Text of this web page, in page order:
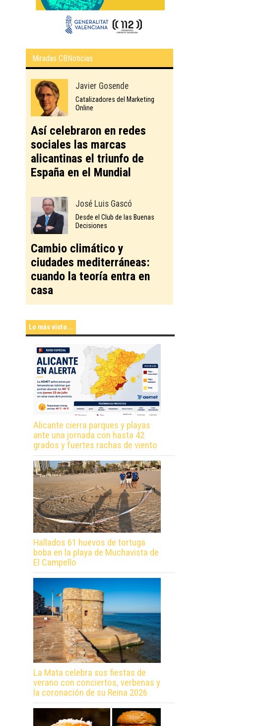
Miradas CBNoticias
Javier Gosende
Catalizadores del Marketing
Online
Así celebraron en redes
sociales las marcas
alicantinas el triunfo de
España en el Mundial
José Luis Gascó
Desde el Club de las Buenas
Decisiones
Cambio climático y
ciudades mediterráneas:
cuando la teoría entra en
casa
Lo más visto...
Alicante cierra parques y playas
ante una jornada con hasta 42
grados y fuertes rachas de viento
Hallados 61 huevos de tortuga
boba en la playa de Muchavista de
El Campello
La Mata celebra sus fiestas de
verano con conciertos, verbenas y
la coronación de su Reina 2026